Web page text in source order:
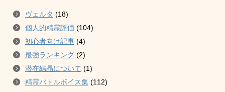
ヴェルタ (18)
個人的精霊評価 (104)
初心者向け記事 (4)
最強ランキング (2)
潜在結晶について (1)
精霊バトルボイス集 (112)